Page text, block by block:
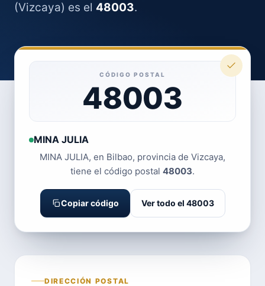
(Vizcaya) es el 48003.
CÓDIGO POSTAL
48003
MINA JULIA
MINA JULIA, en Bilbao, provincia de Vizcaya,
tiene el código postal 48003.
Copiar código Ver todo el 48003
DIRECCIÓN POSTAL